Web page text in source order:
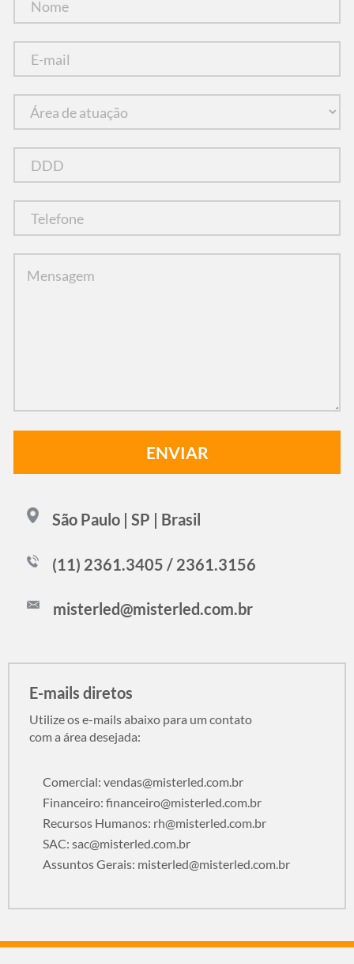
São Paulo | SP | Brasil
(11) 2361.3405 / 2361.3156
misterled@misterled.com.br
E-mails diretos
Utilize os e-mails abaixo para um contato
com a área desejada:
Comercial: vendas@misterled.com.br
Financeiro: financeiro@misterled.com.br
Recursos Humanos: rh@misterled.com.br
SAC: sac@misterled.com.br
Assuntos Gerais: misterled@misterled.com.br